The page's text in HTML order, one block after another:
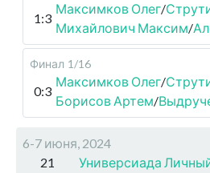
1:3
Максимков Олег/
Михайлович Максим/
Финал 1/16
0:3
Максимков Олег/
Борисов Артем/
6-7 июня, 2024
21
Универсиада